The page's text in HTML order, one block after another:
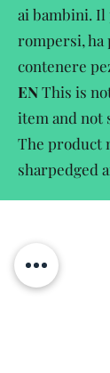
ai bambini.
rompersi, ha
contenere
ENThis is
item and not
The product
sharpedged